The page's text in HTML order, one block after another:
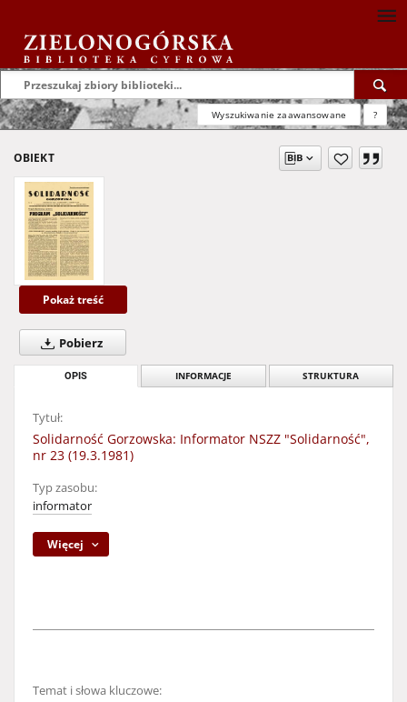
Wyszukiwanie zaawansowane ?
OBIEKT
Pokaż treść
Pobierz
OPIS INFORMACJE STRUKTURA
Tytuł:
Solidarność Gorzowska: Informator NSZZ "Solidarność",
nr 23 (19.3.1981)
Typ zasobu:
informator
Więcej
Temat i słowa kluczowe: